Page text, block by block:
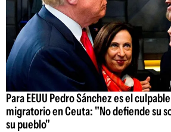
Para EEUU Pedro Sánchez es el
migratorio en Ceuta: "No defiende su
su pueblo"